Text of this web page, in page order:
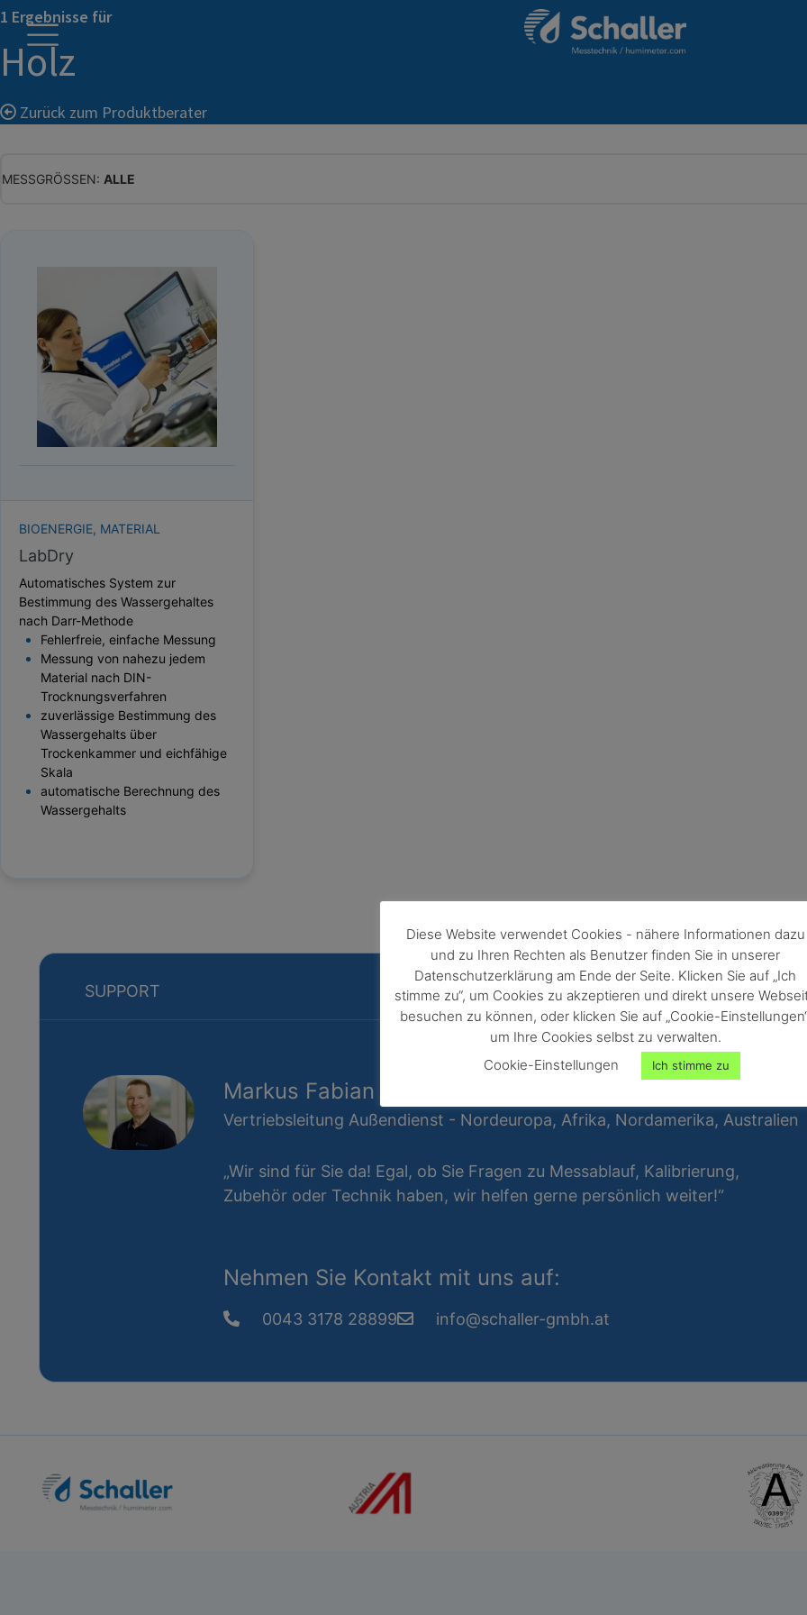
1 Ergebnisse für
Holz
Zurück zum Produktberater
MESSGRÖSSEN: ALLE
ABSOLUTE FEUCHTE
TEMPERATUR
GLEICHGEWICHTSFEUCHTE
WASSERAKTIVITÄT
TROCKENSUBSTANZ
HEKTOLITERGEWICHT
TAUPUNKT
SCHÜTTDICHTE
BIOENERGIE, MATERIAL
LabDry
Automatisches System zur
Bestimmung des Wassergehaltes
nach Darr-Methode
Fehlerfreie, einfache Messung
Messung von nahezu jedem
Material nach DIN-
Trocknungsverfahren
zuverlässige Bestimmung des
Wassergehalts über
Trockenkammer und eichfähige
Skala
automatische Berechnung des
Wassergehalts
SUPPORT
Markus Fabian
Vertriebsleitung Außendienst - Nordeuropa, Afrika, Nordamerika, Australien
„Wir sind für Sie da! Egal, ob Sie Fragen zu Messablauf, Kalibrierung,
Zubehör oder Technik haben, wir helfen gerne persönlich weiter!“
Nehmen Sie Kontakt mit uns auf:
0043 3178 28899 info@schaller-gmbh.at
Diese Website verwendet Cookies - nähere Informationen dazu
und zu Ihren Rechten als Benutzer finden Sie in unserer
Datenschutzerklärung am Ende der Seite. Klicken Sie auf „Ich
stimme zu“, um Cookies zu akzeptieren und direkt unsere
besuchen zu können, oder klicken Sie auf „Cookie-
um Ihre Cookies selbst zu verwalten.
Cookie-Einstellungen
Ich stimme zu